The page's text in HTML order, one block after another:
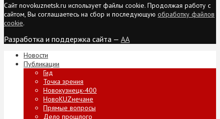
Сайт novokuznetsk.ru использует файлы cookie. Продолжая работу с
сайтом, Вы соглашаетесь на сбор и последующую обработку файлов
cookie.
Разработка и поддержка сайта — AA
Новости
Публикации
Гид
Точка зрения
Новокузнецк-400
НовоKUZнечане
Прямые вопросы
Дело прошлого